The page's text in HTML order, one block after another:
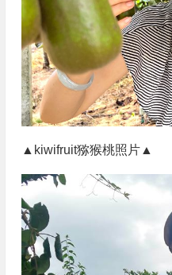
▲kiwifruit猕猴桃照片▲